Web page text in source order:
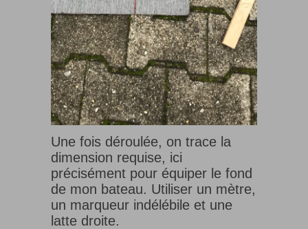
Une fois déroulée, on trace la
dimension requise, ici
précisément pour équiper le fond
de mon bateau. Utiliser un mètre,
un marqueur indélébile et une
latte droite.